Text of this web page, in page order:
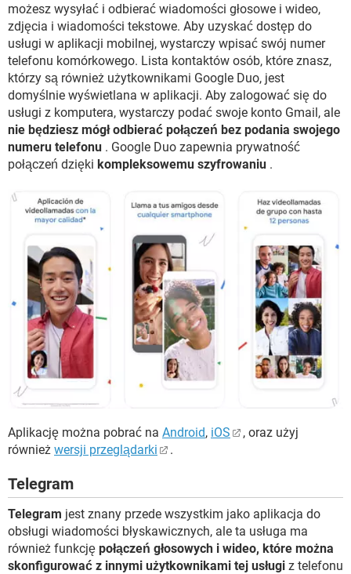
możesz wysyłać i odbierać wiadomości głosowe i wideo,
zdjęcia i wiadomości tekstowe. Aby uzyskać dostęp do
usługi w aplikacji mobilnej, wystarczy wpisać swój numer
telefonu komórkowego. Lista kontaktów osób, które znasz,
którzy są również użytkownikami Google Duo, jest
domyślnie wyświetlana w aplikacji. Aby zalogować się do
usługi z komputera, wystarczy podać swoje konto Gmail, ale
nie będziesz mógł odbierać połączeń bez podania swojego
numeru telefonu . Google Duo zapewnia prywatność
połączeń dzięki kompleksowemu szyfrowaniu .
Aplikację można pobrać na Android, iOS
, oraz użyj
również wersji przeglądarki .
Telegram
Telegram jest znany przede wszystkim jako aplikacja do
obsługi wiadomości błyskawicznych, ale ta usługa ma
również funkcję połączeń głosowych i wideo, które można
skonfigurować z innymi użytkownikami tej usługi z telefonu